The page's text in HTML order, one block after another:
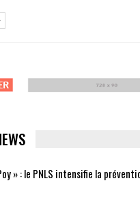
» : le PNLS intensifie la